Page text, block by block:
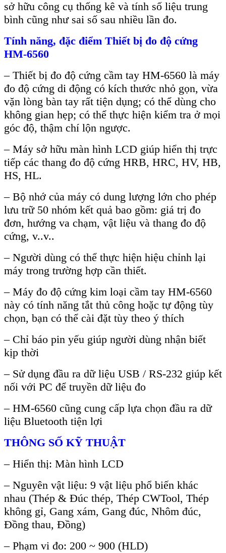
sở hữu công cụ thống kê và tính số liệu trung
bình cũng như sai số sau nhiều lần đo.
Tính năng, đặc điểm Thiết bị đo độ cứng
HM-6560
– Thiết bị đo độ cứng cầm tay HM-6560 là máy
đo độ cứng di động có kích thước nhỏ gọn, vừa
vặn lòng bàn tay rất tiện dụng; có thể dùng cho
không gian hẹp; có thể thực hiện kiểm tra ở mọi
góc độ, thậm chí lộn ngược.
– Máy sở hữu màn hình LCD giúp hiển thị trực
tiếp các thang đo độ cứng HRB, HRC, HV, HB,
HS, HL.
– Bộ nhớ của máy có dung lượng lớn cho phép
lưu trữ 50 nhóm kết quả bao gồm: giá trị đo
đơn, hướng va chạm, vật liệu và thang đo độ
cứng, v..v..
– Người dùng có thể thực hiện hiệu chỉnh lại
máy trong trường hợp cần thiết.
– Máy đo độ cứng kim loại cầm tay HM-6560
này có tính năng tắt thủ công hoặc tự động tùy
chọn, bạn có thể cài đặt tùy theo ý thích
– Chỉ báo pin yếu giúp người dùng nhận biết
kịp thời
– Sử dụng đầu ra dữ liệu USB / RS-232 giúp kết
nối với PC để truyền dữ liệu đo
– HM-6560 cũng cung cấp lựa chọn đầu ra dữ
liệu Bluetooth tiện lợi
THÔNG SỐ KỸ THUẬT
– Hiển thị: Màn hình LCD
– Nguyên vật liệu: 9 vật liệu phổ biến khác
nhau (Thép & Đúc thép, Thép CWTool, Thép
không gỉ, Gang xám, Gang đúc, Nhôm đúc,
Đồng thau, Đồng)
– Phạm vi đo: 200 ~ 900 (HLD)